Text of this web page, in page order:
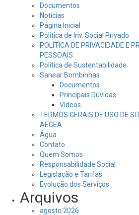
Documentos
Notícias
Página Inicial
Politica de Inv. Social Privado
POLÍTICA DE PRIVACIDADE E
PESSOAIS
Política de Sustentabilidade
Sanear Bombinhas
Documentos
Principais Dúvidas
Vídeos
TERMOS GERAIS DE USO DE
AEGEA
Água
Contato
Quem Somos
Responsabilidade Social
Legislação e Tarifas
Evolução dos Serviços
Arquivos
agosto 2026